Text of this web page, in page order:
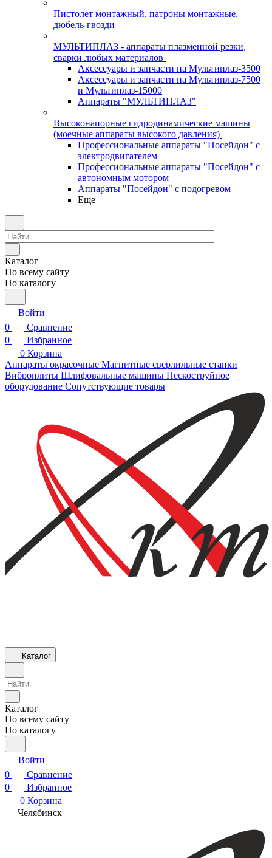
Пистолет монтажный, патроны монтажные,
дюбель-гвозди
МУЛЬТИПЛАЗ - аппараты плазменной резки,
сварки любых материалов
Аксессуары и запчасти на Мультиплаз-3500
Аксессуары и запчасти на Мультиплаз-7500
и Мультиплаз-15000
Аппараты "МУЛЬТИПЛАЗ"
Высоконапорные гидродинамические машины
(моечные аппараты высокого давления)
Профессиональные аппараты "Посейдон" с
электродвигателем
Профессиональные аппараты "Посейдон" с
автономным мотором
Аппараты "Посейдон" с подогревом
Еще
Каталог
По всему сайту
По каталогу
Войти
0
Сравнение
0
Избранное
0 Корзина
Аппараты окрасочные Магнитные сверлильные станки
Виброплиты Шлифовальные машины Пескоструйное
оборудование Сопутствующие товары
Каталог
Каталог
По всему сайту
По каталогу
Войти
0
Сравнение
0
Избранное
0 Корзина
Челябинск